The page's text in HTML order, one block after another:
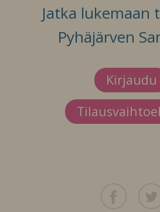
Jatka lukemaan
Pyhäjärven
Kirjaudu